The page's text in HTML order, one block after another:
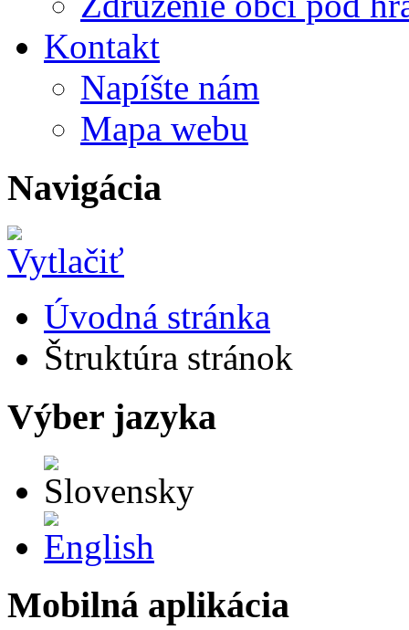
Kontakt
Napíšte nám
Mapa webu
Navigácia
Úvodná stránka
Štruktúra stránok
Výber jazyka
Mobilná aplikácia